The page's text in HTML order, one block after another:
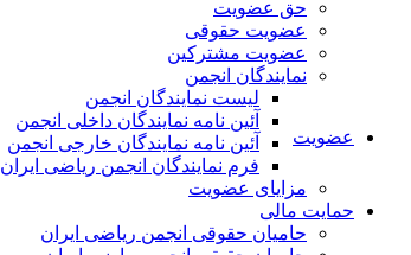
عضویت
حق عضویت
عضویت حقوقی
عضویت مشترکین
نمایندگان انجمن
لیست نمایندگان انجمن
آئین نامه نمایندگان داخلی انجمن
آئین نامه نمایندگان خارجی انجمن
فرم نمایندگان انجمن ریاضی ایران
مزایای عضویت
حمایت مالی
حامیان حقوقی انجمن ریاضی ایران